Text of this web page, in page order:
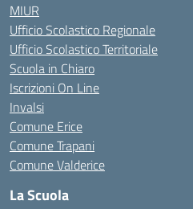
MIUR
Ufficio Scolastico Regionale
Ufficio Scolastico Territoriale
Scuola in Chiaro
Iscrizioni On Line
Invalsi
Comune Erice
Comune Trapani
Comune Valderice
La Scuola